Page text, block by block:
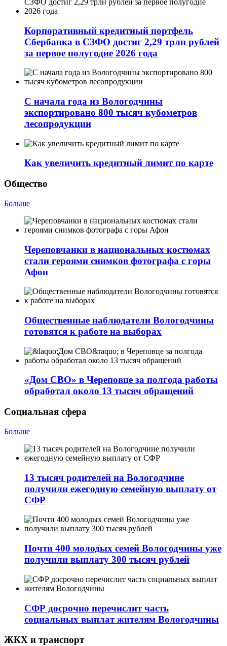
Корпоративный кредитный портфель
Сбербанка в СЗФО достиг 2,29 трлн рублей
за первое полугодие 2026 года
С начала года из Вологодчины
экспортировано 800 тысяч кубометров
лесопродукции
Как увеличить кредитный лимит по карте
Общество
Больше
Череповчанки в национальных костюмах
стали героями снимков фотографа с горы
Афон
Общественные наблюдатели Вологодчины
готовятся к работе на выборах
«Дом СВО» в Череповце за полгода работы
обработал около 13 тысяч обращений
Социальная сфера
Больше
13 тысяч родителей на Вологодчине
получили ежегодную семейную выплату от
СФР
Почти 400 молодых семей Вологодчины уже
получили выплату 300 тысяч рублей
СФР досрочно перечислит часть
социальных выплат жителям Вологодчины
ЖКХ и транспорт